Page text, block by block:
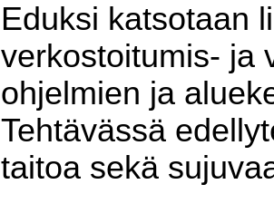
Eduksi katsotaan
verkostoitumis- ja
ohjelmien ja
Tehtävässä
taitoa sekä